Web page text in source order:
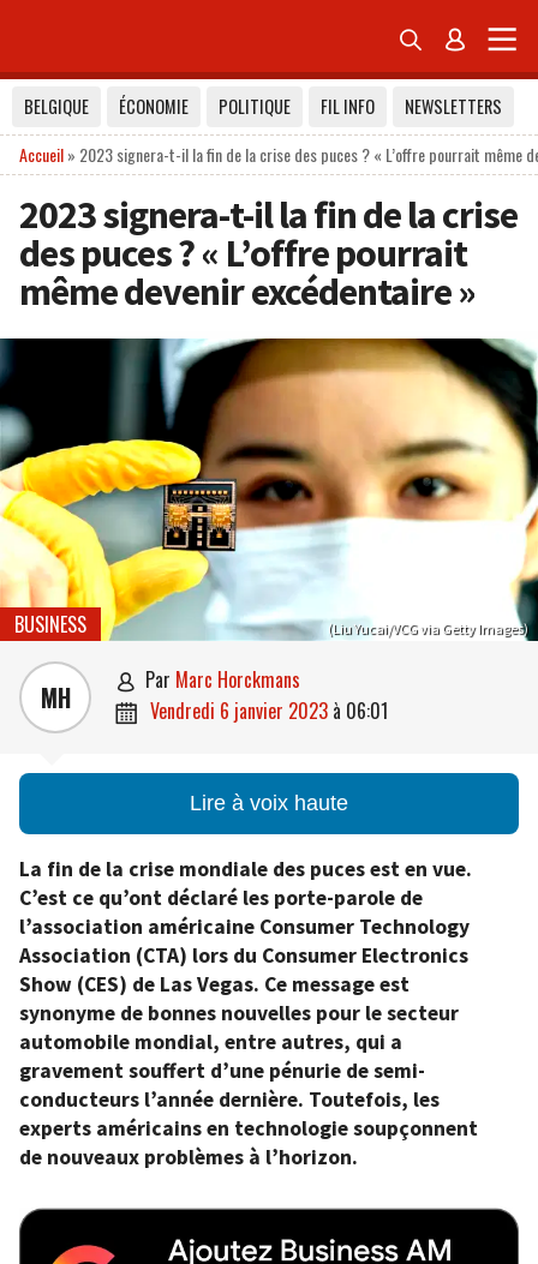
 
BELGIQUE ÉCONOMIE POLITIQUE FIL INFO
NEWSLETTERS
Accueil» 2023 signera-t-il la fin de la crise des puces ? « L’offre pourrait même
2023 signera-t-il la fin de la crise
des puces ? « L’offre pourrait
même devenir excédentaire »
(Liu Yucai/VCG via Getty Images)
BUSINESS
MH  par Marc Horckmans
 vendredi 6 janvier 2023 à 06:01
Lire à voix haute
La fin de la crise mondiale des puces est en vue.
C’est ce qu’ont déclaré les porte-parole de
l’association américaine Consumer Technology
Association (CTA) lors du Consumer Electronics
Show (CES) de Las Vegas. Ce message est
synonyme de bonnes nouvelles pour le secteur
automobile mondial, entre autres, qui a
gravement souffert d’une pénurie de semi-
conducteurs l’année dernière. Toutefois, les
experts américains en technologie soupçonnent
de nouveaux problèmes à l’horizon.